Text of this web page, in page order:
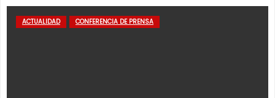
ACTUALIDAD CONFERENCIA DE PRENSA